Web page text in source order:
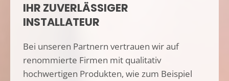
IHR ZUVERLÄSSIGER
INSTALLATEUR
Bei unseren Partnern vertrauen wir auf
renommierte Firmen mit qualitativ
hochwertigen Produkten, wie zum Beispiel